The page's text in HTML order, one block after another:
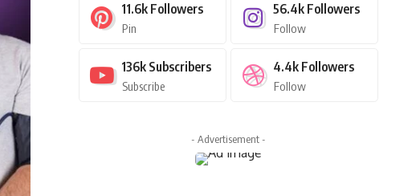
11.6k Followers
Pin
56.4k Followers
Follow
136k Subscribers
Subscribe
4.4k Followers
Follow
- Advertisement -